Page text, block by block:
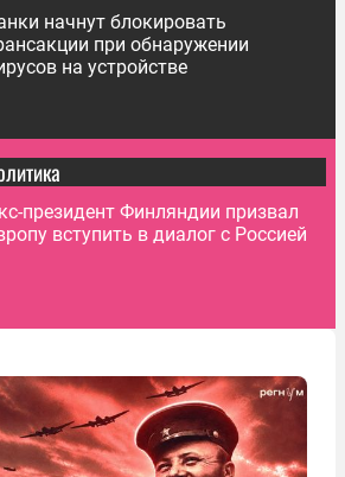
начнут блокировать
при обнаружении
на устройстве
президент Финляндии призвал
вступить в диалог с Россией